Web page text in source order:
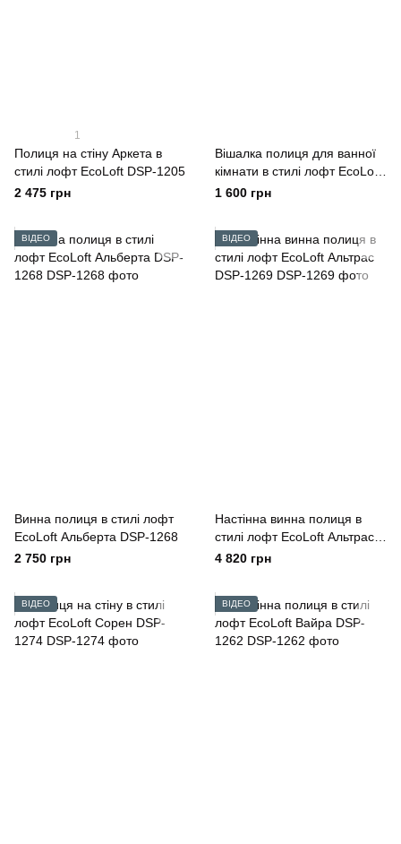
1
Полиця на стіну Аркета в
стилі лофт EcoLoft DSP-1205
2 475 грн
Вішалка полиця для ванної
кімнати в стилі лофт EcoLoft
IN-2846
1 600 грн
ВІДЕО
Винна полиця в стилі лофт
EcoLoft Альберта DSP-1268
2 750 грн
ВІДЕО
Настінна винна полиця в
стилі лофт EcoLoft Альтрас
DSP-1269
4 820 грн
ВІДЕО ВІДЕО